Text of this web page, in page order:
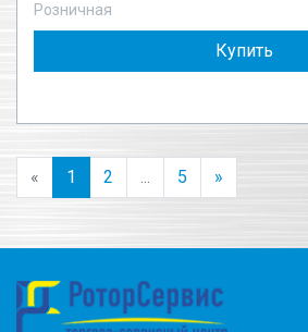
Розничная
Купить
« 1 2 ... 5 »